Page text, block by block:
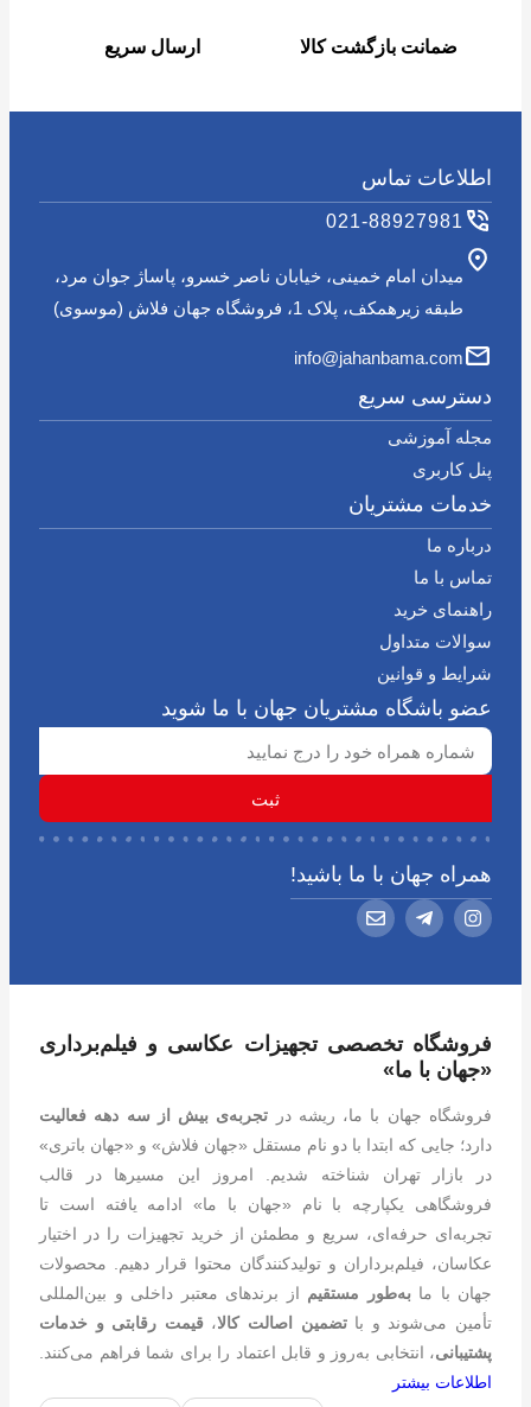
ضمانت بازگشت کالا ارسال سریع
اطلاعات تماس
021-88927981
میدان امام خمینی، خیابان ناصر خسرو، پاساژ جوان مرد،
طبقه زیرهمکف، پلاک 1، فروشگاه جهان فلاش (موسوی)
info@jahanbama.com
دسترسی سریع
مجله آموزشی
پنل کاربری
خدمات مشتریان
درباره ما
تماس با ما
راهنمای خرید
سوالات متداول
شرایط و قوانین
عضو باشگاه مشتریان جهان با ما شوید
ثبت
همراه جهان با ما باشید!
فروشگاه تخصصی تجهیزات عکاسی و فیلم‌برداری
«جهان با ما»
فروشگاه جهان با ما، ریشه در تجربه‌ی بیش از سه دهه فعالیت
دارد؛ جایی که ابتدا با دو نام مستقل «جهان فلاش» و «جهان باتری»
در بازار تهران شناخته شدیم. امروز این مسیرها در قالب
فروشگاهی یکپارچه با نام «جهان با ما» ادامه یافته است تا
تجربه‌ای حرفه‌ای، سریع و مطمئن از خرید تجهیزات را در اختیار
عکاسان، فیلم‌برداران و تولیدکنندگان محتوا قرار دهیم. محصولات
جهان با مابه‌طور مستقیم از برندهای معتبر داخلی و بین‌المللی
تأمین می‌شوند و باتضمین اصالت کالا،قیمت رقابتی و خدمات
پشتیبانی، انتخابی به‌روز و قابل اعتماد را برای شما فراهم می‌کنند.
اطلاعات بیشتر